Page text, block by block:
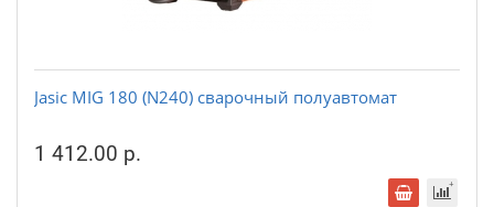
Jasic MIG 180 (N240) сварочный полуавтомат
1 412.00 р.